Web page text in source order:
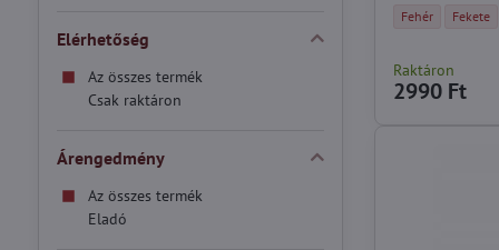
Gyermek pamut
Fehér Fekete
Raktáron
2990 Ft
Elérhetőség
Az összes termék
Csak raktáron
Árengedmény
Az összes termék
Eladó